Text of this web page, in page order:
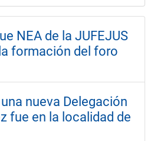
NEA de la JUFEJUS
formación del foro
nueva Delegación
fue en la localidad de